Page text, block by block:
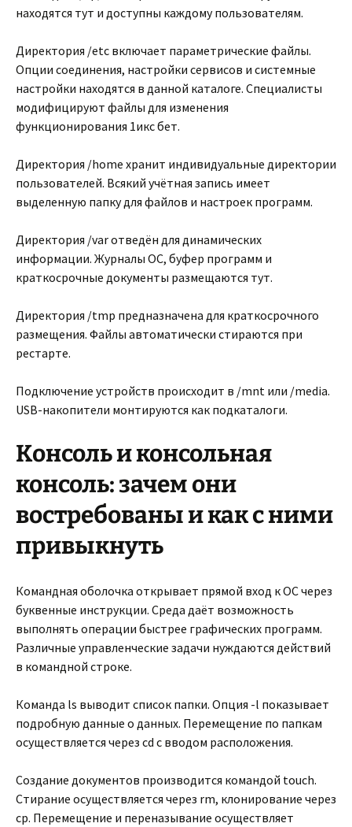
находятся тут и доступны каждому пользователям.
Директория /etc включает параметрические файлы.
Опции соединения, настройки сервисов и системные
настройки находятся в данной каталоге. Специалисты
модифицируют файлы для изменения
функционирования 1икс бет.
Директория /home хранит индивидуальные директории
пользователей. Всякий учётная запись имеет
выделенную папку для файлов и настроек программ.
Директория /var отведён для динамических
информации. Журналы ОС, буфер программ и
краткосрочные документы размещаются тут.
Директория /tmp предназначена для краткосрочного
размещения. Файлы автоматически стираются при
рестарте.
Подключение устройств происходит в /mnt или /media.
USB-накопители монтируются как подкаталоги.
Консоль и консольная
консоль: зачем они
востребованы и как с ними
привыкнуть
Командная оболочка открывает прямой вход к ОС через
буквенные инструкции. Среда даёт возможность
выполнять операции быстрее графических программ.
Различные управленческие задачи нуждаются действий
в командной строке.
Команда ls выводит список папки. Опция -l показывает
подробную данные о данных. Перемещение по папкам
осуществляется через cd с вводом расположения.
Создание документов производится командой touch.
Стирание осуществляется через rm, клонирование через
cp. Перемещение и переназывание осуществляет